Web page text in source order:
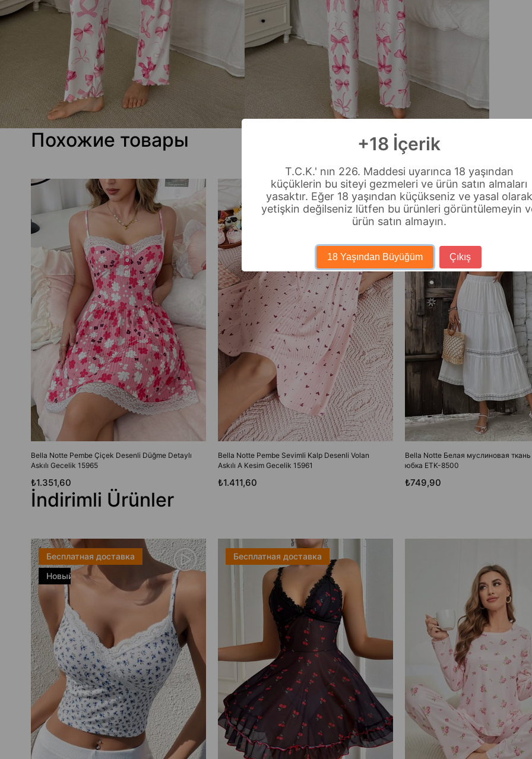
Похожие товары
Bella Notte Pembe Çiçek Desenli Düğme Detaylı
Askılı Gecelik 15965
₺1.351,60
Bella Notte Pembe Sevimli Kalp Desenli Volan
Askılı A Kesim Gecelik 15961
₺1.411,60
Bella Notte Белая муслиновая
юбка ETK-8500
₺749,90
Бесплатная доставка
İndirimli Ürünler
Бесплатная доставка
Новый
товар
Бесплатная доставка
+18 İçerik
T.C.K.' nın 226. Maddesi uyarınca 18 yaşından
küçüklerin bu siteyi gezmeleri ve ürün satın almaları
yasaktır. Eğer 18 yaşından küçükseniz ve yasal olarak
yetişkin değilseniz lütfen bu ürünleri görüntülemeyin
ürün satın almayın.
18 Yaşından Büyüğüm Çıkış